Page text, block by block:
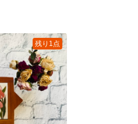
残り1点